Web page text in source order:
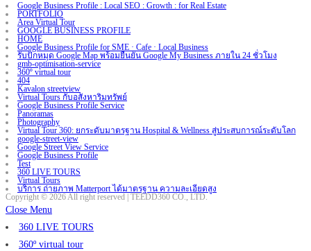
Google Business Profile : Local SEO : Growth : for Real Estate
PORTFOLIO
Area Virtual Tour
GOOGLE BUSINESS PROFILE
HOME
Google Business Profile for SME · Cafe · Local Business
รับปักหมุด Google Map พร้อมยืนยัน Google My Business ภายใน 24 ชั่วโมง
gmb-optimisation-service
360º virtual tour
404
Kavalon streetview
Virtual Tours กับอสังหาริมทรัพย์
Google Business Profile Service
Panoramas
Photography
Virtual Tour 360: ยกระดับมาตรฐาน Hospital & Wellness สู่ประสบการณ์ระดับโลก
google-street-view
Google Street View Service
Google Business Profile
Test
360 LIVE TOURS
Virtual Tours
บริการ ถ่ายภาพ Matterport ได้มาตรฐาน ความละเอียดสูง
Copyright © 2026 All right reserved | TEEDD360 CO., LTD.
Close Menu
360 LIVE TOURS
360º virtual tour